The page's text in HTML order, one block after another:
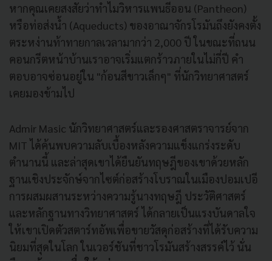
หากคุณเคยสงสัยว่าทำไมวิหารแพนธีออน (Pantheon)
หรือท่อส่งน้ำ (Aqueducts) ของอาณาจักรโรมันถึงยังคงตั้ง
ตระหง่านท้าทายกาลเวลามากว่า 2,000 ปี ในขณะที่ถนน
คอนกรีตหน้าบ้านเราอาจเริ่มแตกร้าวภายในไม่กี่ปี คำ
ตอบอาจซ่อนอยู่ใน "ก้อนสีขาวเล็กๆ" ที่นักวิทยาศาสตร์
เคยมองข้ามไป
Admir Masic นักวิทยาศาสตร์และรองศาสตราจารย์จาก
MIT ได้ค้นพบความลับเบื้องหลังความแข็งแกร่งระดับ
ตำนานนี้ และล่าสุดเขาได้ยืนยันทฤษฎีของเขาด้วยหลัก
ฐานเชิงประจักษ์จากไซต์ก่อสร้างโบราณในเมืองปอมเปอี
การผสมผสานระหว่างความรู้นางทฤษฎี ประวัติศาสตร์
และหลักฐานทางวิทยาศาสตร์ ได้กลายเป็นแรงบันดาลใจ
ให้เขาเปิดตัวสตาร์ทอัพเพื่อขายวัสดุก่อสร้างที่ได้รับความ
นิยมที่สุดในโลก ในเวอร์ชันที่ชาวโรมันสร้างสรรค์ไว้ นั่น